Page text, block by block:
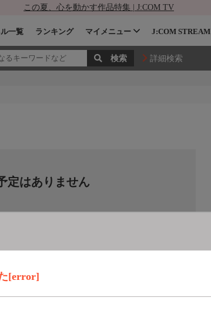
この夏、心を動かす作品特集 | J:COM TV
一覧 ランキング マイメニュー J:COM STREAM
詳細検索
[error]
定はありません